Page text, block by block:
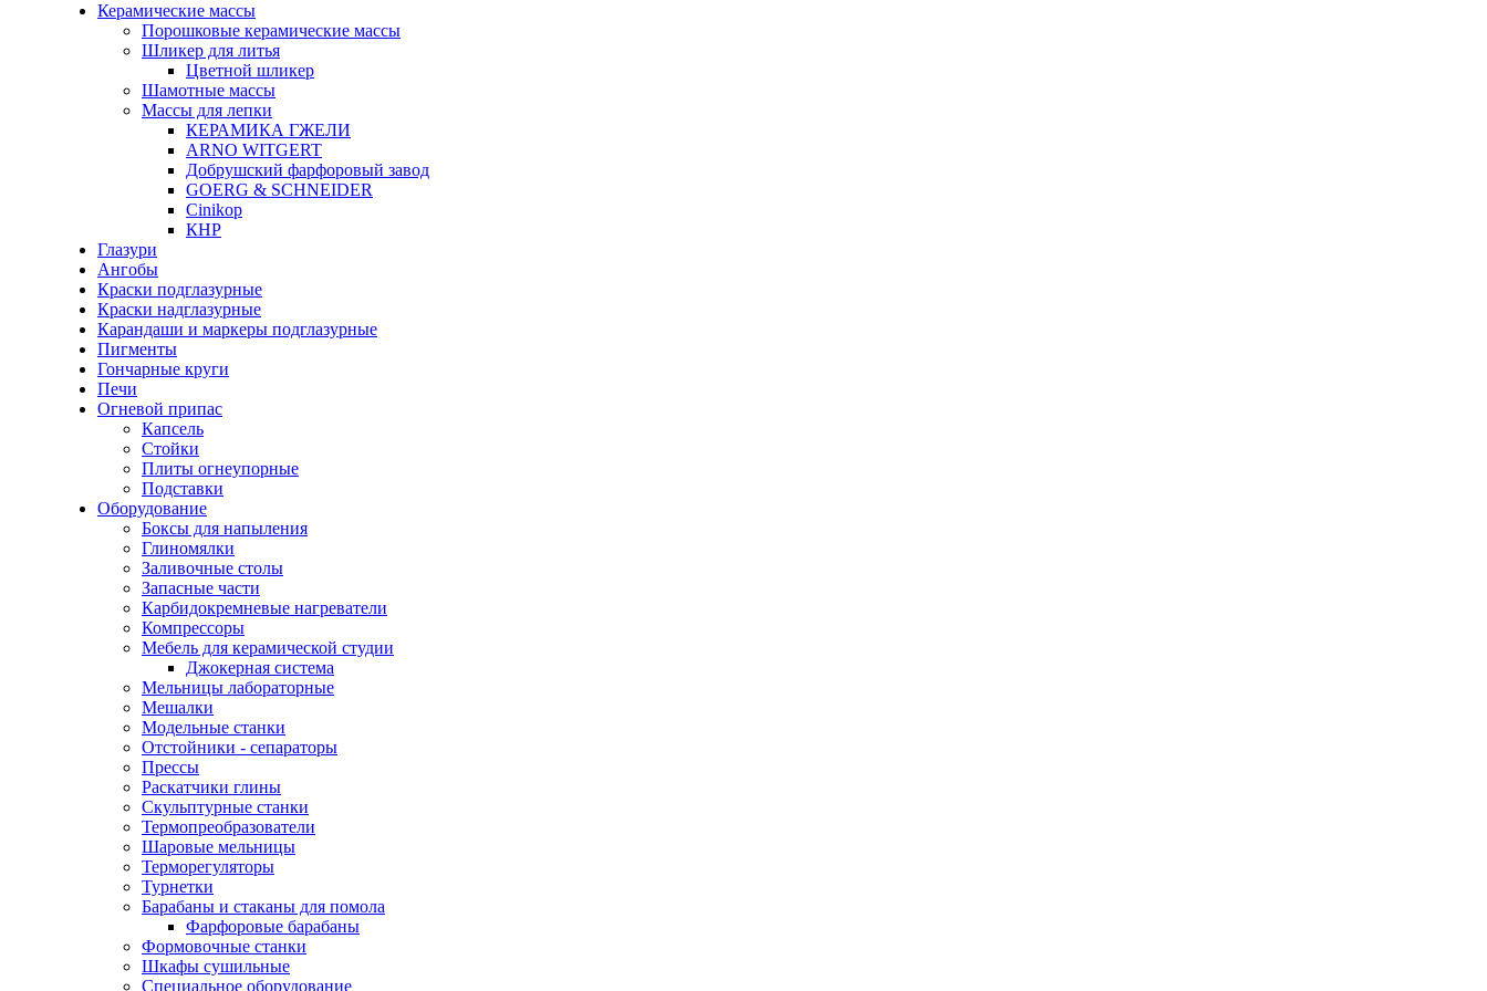
Керамические массы
Порошковые керамические массы
Шликер для литья
Цветной шликер
Шамотные массы
Массы для лепки
КЕРАМИКА ГЖЕЛИ
ARNO WITGERT
Добрушский фарфоровый завод
GOERG & SCHNEIDER
Cinikop
КНР
Глазури
Ангобы
Краски подглазурные
Краски надглазурные
Карандаши и маркеры подглазурные
Пигменты
Гончарные круги
Печи
Огневой припас
Капсель
Стойки
Плиты огнеупорные
Подставки
Оборудование
Боксы для напыления
Глиномялки
Заливочные столы
Запасные части
Карбидокремневые нагреватели
Компрессоры
Мебель для керамической студии
Джокерная система
Мельницы лабораторные
Мешалки
Модельные станки
Отстойники - сепараторы
Прессы
Раскатчики глины
Скульптурные станки
Термопреобразователи
Шаровые мельницы
Терморегуляторы
Турнетки
Барабаны и стаканы для помола
Фарфоровые барабаны
Формовочные станки
Шкафы сушильные
Специальное оборудование